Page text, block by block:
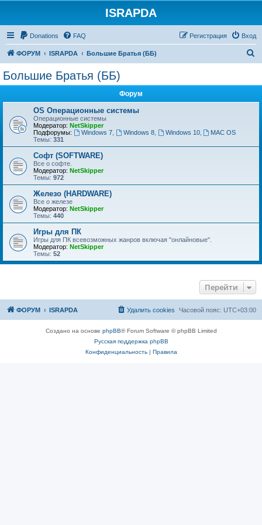
ISRAPDA
Donations FAQ Вход
Регистрация
ФОРУМ ISRAPDA Большие Братья (ББ)
Большие Братья (ББ)
Форум
OS Операционные системы
Операционные сиcтемы
Модератор: NetSkipper
Подфорумы:
Windows 7, Windows 8, Windows 10,
MAC OS
Темы: 331
Софт (SOFTWARE)
Все о софте.
Модератор: NetSkipper
Темы: 972
Железо (HARDWARE)
Все о железе
Модератор: NetSkipper
Темы: 440
Игры для ПК
Игры для ПК всевозможных жанров включая "онлайновые".
Модератор: NetSkipper
Темы: 52
Перейти
ФОРУМ ISRAPDA Часовой пояс: UTC+03:00
Удалить cookies
Создано на основе phpBB® Forum Software © phpBB Limited
Русская поддержка phpBB
Конфиденциальность| Правила